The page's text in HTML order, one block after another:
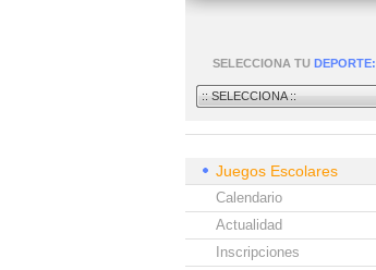
SELECCIONA TU DEPORTE:
:: SELECCIONA ::
Juegos Escolares
Calendario
Actualidad
Inscripciones